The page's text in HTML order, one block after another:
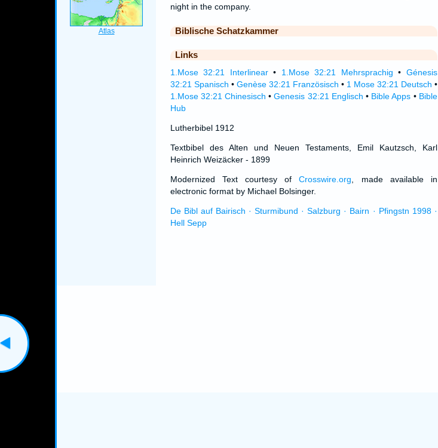
night in the company.
Biblische Schatzkammer
Links
1.Mose 32:21 Interlinear• 1.Mose 32:21 Mehrsprachig • Génesis
32:21 Spanisch • Genèse 32:21 Französisch • 1 Mose 32:21 Deutsch •
1.Mose 32:21 Chinesisch •Genesis 32:21 Englisch • Bible Apps • Bible
Hub
Lutherbibel 1912
Textbibel des Alten und Neuen Testaments, Emil Kautzsch, Karl
Heinrich Weizäcker - 1899
Modernized Text courtesy ofCrosswire.org , made available in
electronic format by Michael Bolsinger.
De Bibl auf Bairisch · Sturmibund · Salzburg · Bairn · Pfingstn 1998 ·
Hell Sepp